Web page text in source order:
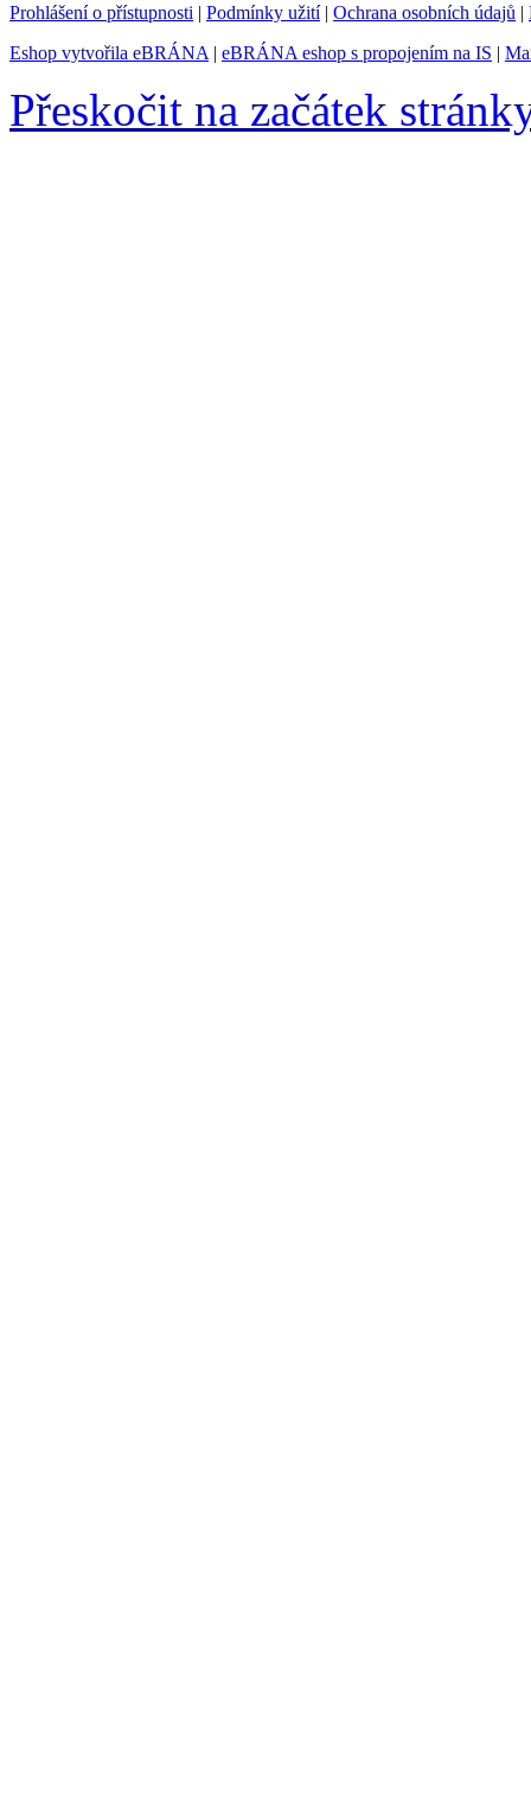
Prohlášení o přístupnosti | Podmínky užití| Ochrana osobních údajů |
Eshop vytvořila eBRÁNA | eBRÁNA eshop s propojením na IS |
Přeskočit na začátek